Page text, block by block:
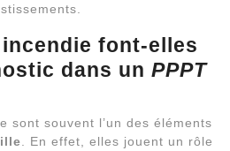
font-elles
dans un PPPT
sont souvent l’un des éléments
. En effet, elles jouent un rôle